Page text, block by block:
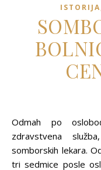
ISTORIJA
Odmah po oslobođenju Sombora organizovana je
zdravstvena
somborskih lekara.
tri sedmice posle